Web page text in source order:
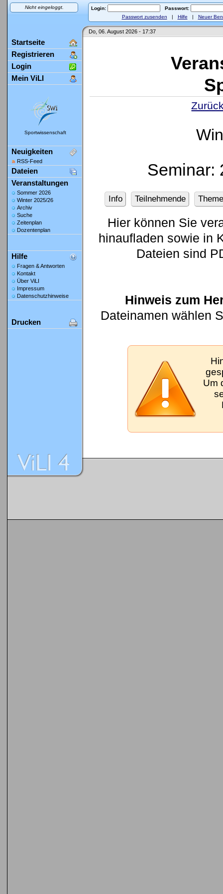
Nicht eingeloggt. Login:
Passwort:
Passwort zusenden | Hilfe | Neuer
Do, 06. August 2026 - 17:37
Startseite
Registrieren
Login
Mein ViLI
Sportwissenschaft
Neuigkeiten
RSS-Feed
Dateien
Veranstaltungen
Sommer 2026
Winter 2025/26
Archiv
Suche
Zeitenplan
Dozentenplan
Hilfe
Fragen & Antworten
Kontakt
Über ViLI
Impressum
Datenschutzhinweise
Drucken
Seminar:
Info Teilnehmende
Hier können Sie
hinaufladen sowie in
Dateien sind
Hinweis zum
Dateinamen wählen
Um